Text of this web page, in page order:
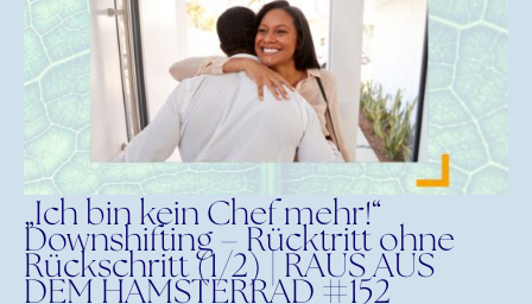
„Ich bin kein Chef mehr!“
Downshifting – Rücktritt ohne
Rückschritt (1/2) | RAUS AUS
DEM HAMSTERRAD #152